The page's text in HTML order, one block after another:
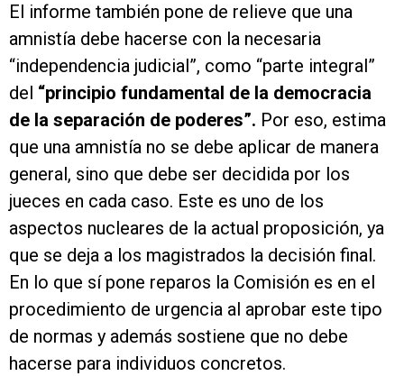
El informe también pone de relieve que una
amnistía debe hacerse con la necesaria
“independencia judicial”, como “parte integral”
del “principio fundamental de la democracia
de la separación de poderes”. Por eso, estima
que una amnistía no se debe aplicar de manera
general, sino que debe ser decidida por los
jueces en cada caso. Este es uno de los
aspectos nucleares de la actual proposición, ya
que se deja a los magistrados la decisión final.
En lo que sí pone reparos la Comisión es en el
procedimiento de urgencia al aprobar este tipo
de normas y además sostiene que no debe
hacerse para individuos concretos.